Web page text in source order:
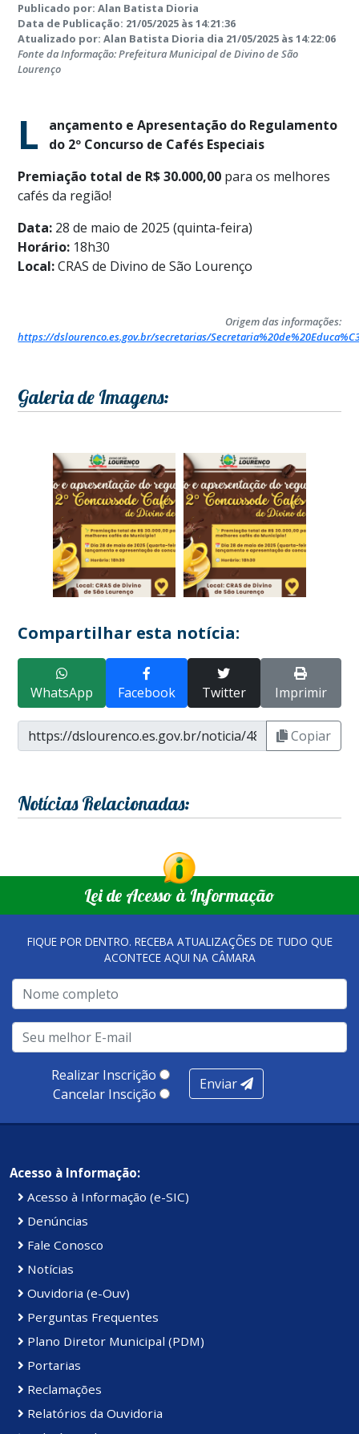
Publicado por: Alan Batista Dioria
Data de Publicação: 21/05/2025 às 14:21:36
Atualizado por: Alan Batista Dioria dia 21/05/2025 às 14:22:06
Fonte da Informação: Prefeitura Municipal de Divino de São
Lourenço
L
ançamento e Apresentação do Regulamento
do 2º Concurso de Cafés Especiais
Premiação total de R$ 30.000,00 para os melhores
cafés da região!
Data: 28 de maio de 2025 (quinta-feira)
Horário: 18h30
Local:CRAS de Divino de São Lourenço
Origem das informações:
https://dslourenco.es.gov.br/secretarias/
Galeria de Imagens:
Compartilhar esta notícia:
WhatsApp Facebook Twitter Imprimir
Copiar
Notícias Relacionadas:
Lei de Acesso à Informação
FIQUE POR DENTRO. RECEBA ATUALIZAÇÕES DE TUDO QUE
ACONTECE AQUI NA CÂMARA
Realizar Inscrição
Cancelar Inscição
Enviar
Acesso à Informação:
Acesso à Informação (e-SIC)
Denúncias
Fale Conosco
Notícias
Ouvidoria (e-Ouv)
Perguntas Frequentes
Plano Diretor Municipal (PDM)
Portarias
Reclamações
Relatórios da Ouvidoria